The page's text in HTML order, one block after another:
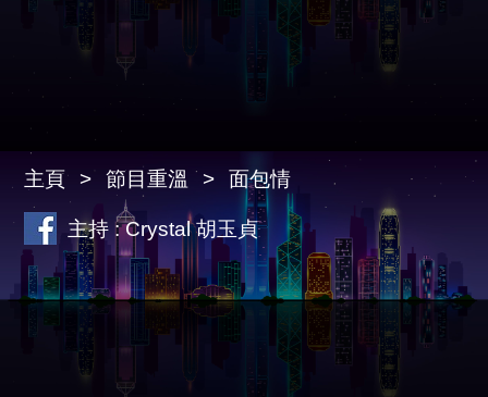
主頁 節目重溫 面包情
主持 : Crystal 胡玉貞